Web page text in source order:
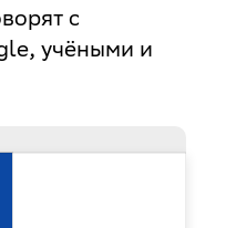
с
учёными и